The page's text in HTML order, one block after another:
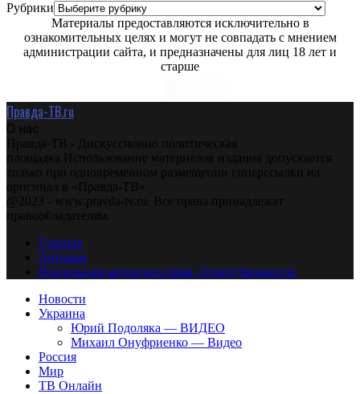
Рубрики
Материалы предоставляются исключительно в
ознакомительных целях и могут не совпадать с мнением
администрации сайта, и предназначены для лиц 18 лет и
старше
Правда-ТВ.ru
О нас
Правда-ТВ - Дискуссионно политическая
площадка.Использование материалов издания допускается
только при одновременном размещении гиперссылки на
оригинал в «Правда-ТВ»
@2023 - www.pravda-tv.ru. Все права принадлежат
правообладателям.
Главная
Авторам
Владельцам авторских прав. Ответственности.
Новости
Украина
Юрий Подоляка — ВИДЕО
Михаил Онуфриенко — Видео
Россия
Мир
ТВ Онлайн